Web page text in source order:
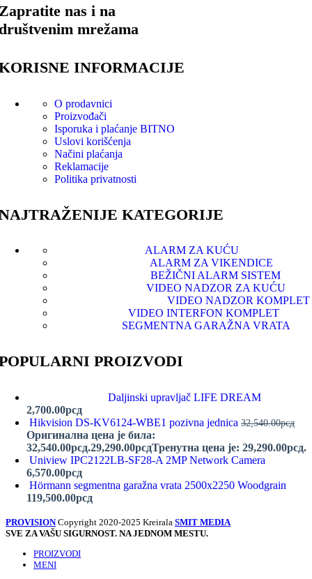
nas i na
mrežama
INFORMACIJE
O prodavnici
Proizvođači
Isporuka i plaćanje BITNO
Uslovi korišćenja
Načini plaćanja
Reklamacije
Politika privatnosti
KATEGORIJE
ALARM ZA KUĆU
ALARM ZA VIKENDICE
BEŽIČNI ALARM SISTEM
VIDEO NADZOR ZA KUĆU
VIDEO NADZOR KOMPLET
VIDEO INTERFON KOMPLET
SEGMENTNA GARAŽNA VRATA
PROIZVODI
Daljinski upravljač LIFE DREAM
2,700.00рсд
Hikvision DS-KV6124-WBE1 pozivna jednica 32,540.00рсд
Оригинална цена је била:
32,540.00рсд.29,290.00рсдТренутна цена је: 29,290.00рсд.
Uniview IPC2122LB-SF28-A 2MP Network Camera
6,570.00рсд
Hörmann segmentna garažna vrata 2500x2250 Woodgrain
119,500.00рсд
PROVISIONCopyright 2020-2025 Kreirala SMIT MEDIA
SVE ZA VAŠU SIGURNOST. NA JEDNOM MESTU.
PROIZVODI
MENI